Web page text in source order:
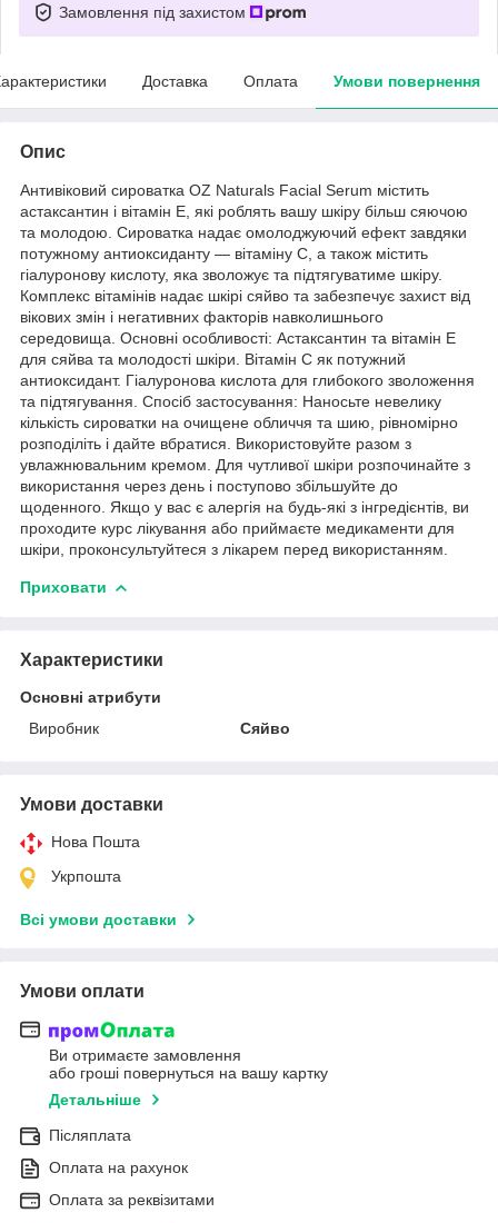
Замовлення під захистом
Доставка Оплата Умови повернення
Опис
Антивіковий сироватка OZ Naturals Facial Serum містить
астаксантин і вітамін Е, які роблять вашу шкіру більш сяючою
та молодою. Сироватка надає омолоджуючий ефект завдяки
потужному антиоксиданту — вітаміну С, а також містить
гіалуронову кислоту, яка зволожує та підтягуватиме шкіру.
Комплекс вітамінів надає шкірі сяйво та забезпечує захист від
вікових змін і негативних факторів навколишнього
середовища. Основні особливості: Астаксантин та вітамін Е
для сяйва та молодості шкіри. Вітамін С як потужний
антиоксидант. Гіалуронова кислота для глибокого зволоження
та підтягування. Спосіб застосування: Наносьте невелику
кількість сироватки на очищене обличчя та шию, рівномірно
розподіліть і дайте вбратися. Використовуйте разом з
увлажнювальним кремом. Для чутливої шкіри розпочинайте з
використання через день і поступово збільшуйте до
щоденного. Якщо у вас є алергія на будь-які з інгредієнтів, ви
проходите курс лікування або приймаєте медикаменти для
шкіри, проконсультуйтеся з лікарем перед використанням.
Приховати
Характеристики
Основні атрибути
Виробник
Сяйво
Умови доставки
Нова Пошта
Укрпошта
Всі умови доставки
Умови оплати
Ви отримаєте замовлення
або гроші повернуться на вашу картку
Детальніше
Післяплата
Оплата на рахунок
Оплата за реквізитами